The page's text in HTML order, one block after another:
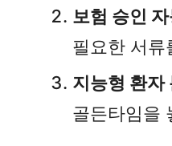
보험 승인
필요한 서류
지능형 환
골든타임을